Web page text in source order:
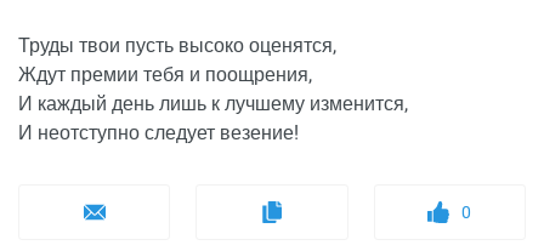
Труды твои пусть высоко оценятся,
Ждут премии тебя и поощрения,
И каждый день лишь к лучшему изменится,
И неотступно следует везение!
0